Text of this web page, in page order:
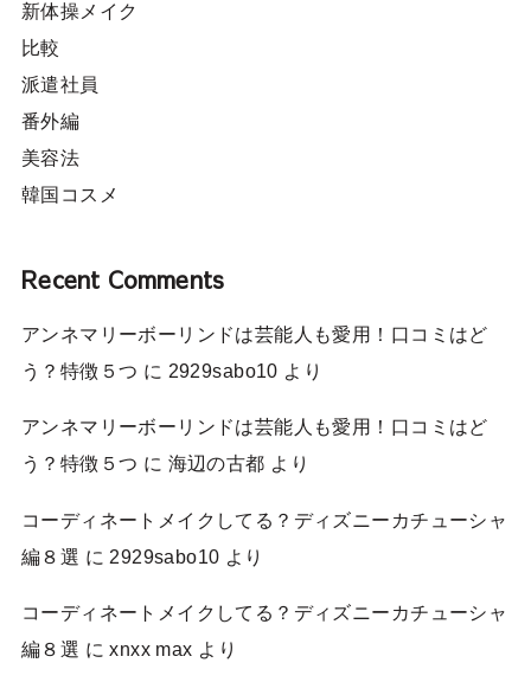
新体操メイク
比較
派遣社員
番外編
美容法
韓国コスメ
Recent Comments
アンネマリーボーリンドは芸能人も愛用！口コミはど
う？特徴５つ に 2929sabo10 より
アンネマリーボーリンドは芸能人も愛用！口コミはど
う？特徴５つ に 海辺の古都 より
コーディネートメイクしてる？ディズニーカチューシャ
編８選 に 2929sabo10 より
コーディネートメイクしてる？ディズニーカチューシャ
編８選 にxnxx max より